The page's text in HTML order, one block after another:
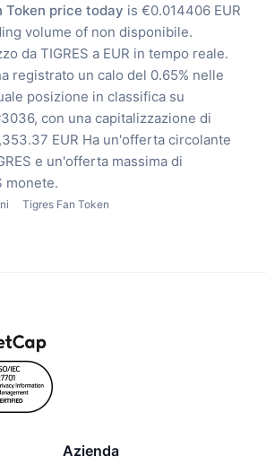
Token price today is €0.014406 EUR
volume of non disponibile.
da TIGRES a EUR in tempo reale.
registrato un calo del 0.65% nelle
posizione in classifica su
con una capitalizzazione di
EUR Ha un'offerta circolante
e un'offerta massima di
monete.
Tigres Fan Token
Azienda